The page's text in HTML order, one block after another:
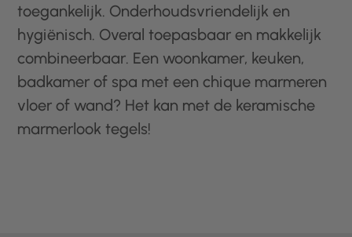
toegankelijk. Onderhoudsvriendelijk en
hygiënisch. Overal toepasbaar en makkelijk
combineerbaar. Een woonkamer, keuken,
badkamer of spa met een chique marmeren
vloer of wand? Het kan met de keramische
marmerlook tegels!